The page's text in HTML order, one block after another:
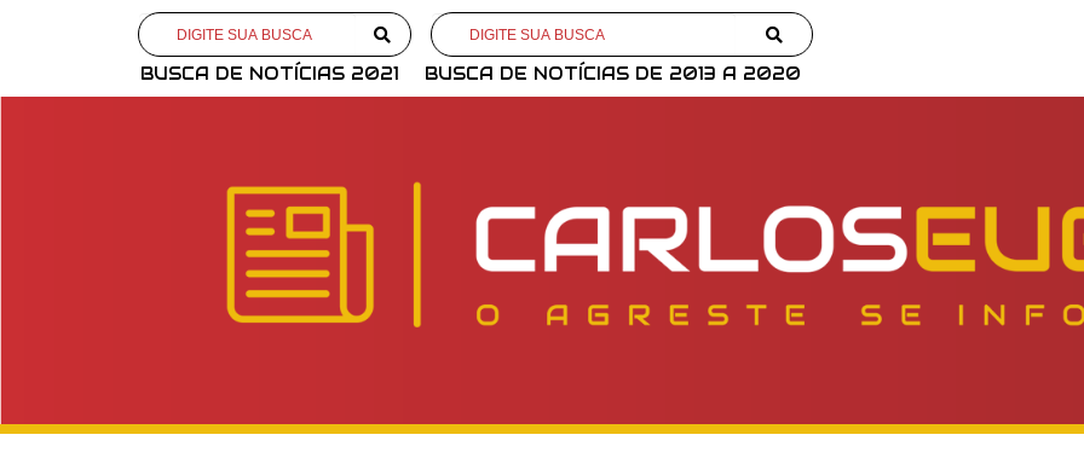
BUSCA DE NOTÍCIAS 2021 BUSCA DE NOTÍCIAS DE 2013 A 2020